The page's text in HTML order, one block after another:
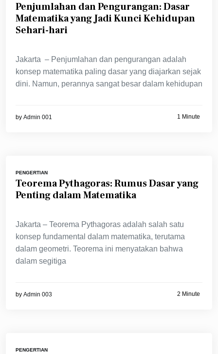
Penjumlahan dan Pengurangan: Dasar
Matematika yang Jadi Kunci Kehidupan
Sehari-hari
Jakarta – Penjumlahan dan pengurangan adalah
konsep matematika paling dasar yang diajarkan sejak
dini. Namun, perannya sangat besar dalam kehidupan
by Admin 001 1 Minute
PENGERTIAN
Teorema Pythagoras: Rumus Dasar yang
Penting dalam Matematika
Jakarta – Teorema Pythagoras adalah salah satu
konsep fundamental dalam matematika, terutama
dalam geometri. Teorema ini menyatakan bahwa
dalam segitiga
by Admin 003 2 Minute
PENGERTIAN